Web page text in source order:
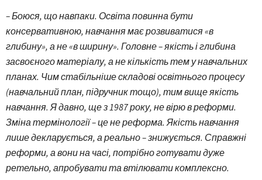
– Боюся, що навпаки. Освіта повинна бути
консервативною, навчання має розвиватися «в
глибину», а не «в ширину». Головне – якість і глибина
засвоєного матеріалу, а не кількість тем у навчальних
планах. Чим стабільніше складові освітнього процесу
(навчальний план, підручник тощо), тим вище якість
навчання. Я давно, ще з 1987 року, не вірю в реформи.
Зміна термінології – це не реформа. Якість навчання
лише декларується, а реально – знижується. Справжні
реформи, а вони на часі, потрібно готувати дуже
ретельно, апробувати та втілювати комплексно.